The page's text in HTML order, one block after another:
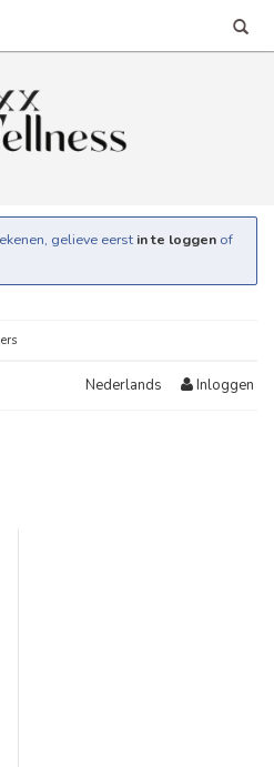
gelieve eerst in te loggen of
Nederlands Inloggen